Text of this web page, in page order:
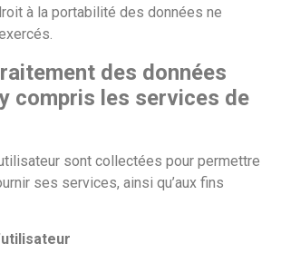
à la portabilité des données ne
des données
compris les services de
sont collectées pour permettre
ses services, ainsi qu’aux fins